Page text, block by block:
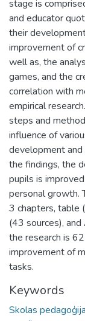
stage is
and educator
their
improvement of
well as, the
games, and the
correlation with
empirical
steps and
influence of
development
the findings, the
pupils is
personal growth.
3 chapters, table
(43 sources),
the research is
improvement of
tasks.
Keywords
Skolas pedagoģija